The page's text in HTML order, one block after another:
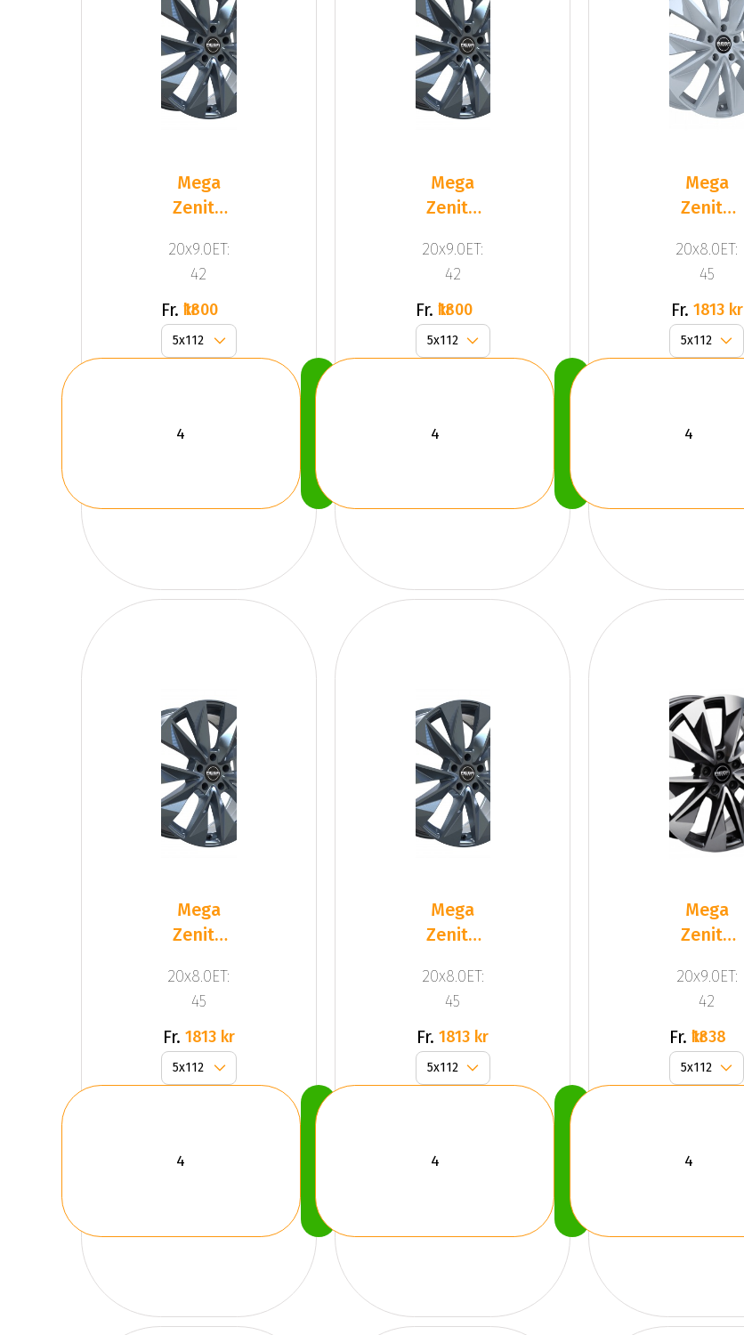
Mega
Zenith
Grey
20x9.0ET:
42
Fr. 1800 kr
Mega
Zenith
Grey
20x9.0ET:
42
Fr. 1800 kr
Mega
Zenith
Silver
20x8.0ET:
45
Fr. 1813 kr
Mega
Zenith
Grey
20x8.0ET:
45
Fr. 1813 kr
Mega
Zenith
Grey
20x8.0ET:
45
Fr. 1813 kr
Mega
Zenith
Grey
Front
20x9.0ET:
42
Fr. 1838 kr